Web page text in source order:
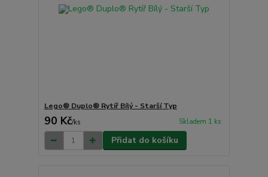
Lego® Duplo® Rytíř Bílý - Starší Typ
90 Kč/ks Skladem 1 ks
Přidat do košíku